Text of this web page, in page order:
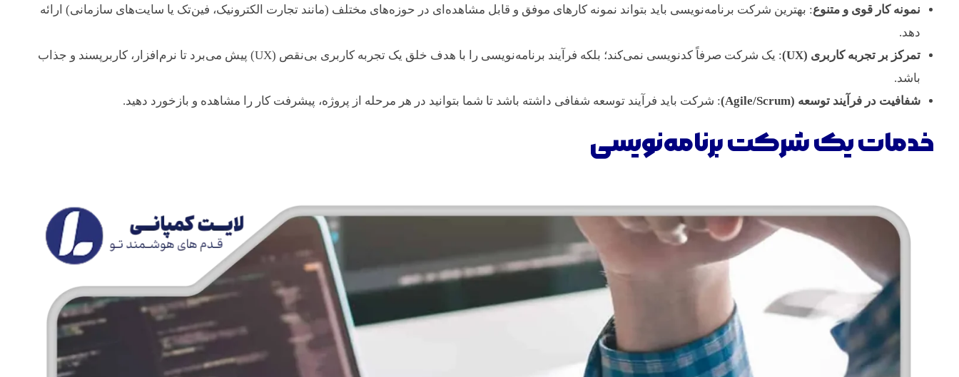
نمونه کار قوی و متنوع: بهترین شرکت برنامه‌نویسی باید بتواند نمونه کارهای موفق و قابل مشاهده‌ای در حوزه‌های مختلف (مانند تجارت الکترونیک، فین‌تک یا سایت‌های سازمانی) ارائه
دهد.
تمرکز بر تجربه کاربری (UX)
: یک شرکت صرفاً کدنویسی نمی‌کند؛ بلکه فرآیند برنامه‌نویسی را با هدف خلق یک تجربه کاربری بی‌نقص (UX) پیش می‌برد تا نرم‌افزار، کاربرپسند و جذاب
باشد.
شفافیت در فرآیند توسعه (Agile/Scrum)
: شرکت باید فرآیند توسعه شفافی داشته باشد تا شما بتوانید در هر مرحله از پروژه، پیشرفت کار را مشاهده و بازخورد دهید.
خدمات یک شرکت برنامه‌نویسی